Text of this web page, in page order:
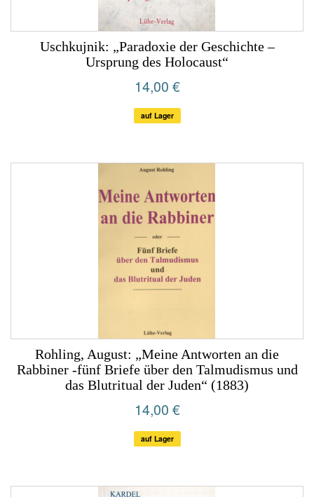
Uschkujnik: „Paradoxie der Geschichte –
Ursprung des Holocaust“
14,00 €
auf Lager
Rohling, August: „Meine Antworten an die
Rabbiner -fünf Briefe über den Talmudismus und
das Blutritual der Juden“ (1883)
14,00 €
auf Lager